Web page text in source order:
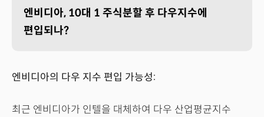
엔비디아, 10대 1 주식분할 후 다우지수에
편입되나?
엔비디아의 다우 지수 편입 가능성:
최근 엔비디아가 인텔을 대체하여 다우 산업평균지수